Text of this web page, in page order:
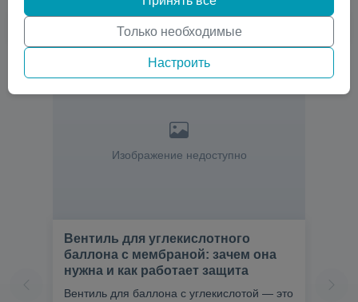
Изображение недоступно
Вентиль для углекислотного
баллона с мембраной: зачем она
нужна и как работает защита
Вентиль для баллона с углекислотой — это
Только необходимые
Настроить